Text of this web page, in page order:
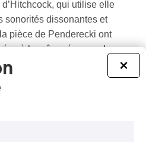
d’Hitchcock, qui utilise elle
sonorités dissonantes et
pièce de Penderecki ont
à la même époque. Le
1960 et la pièce de
la radio polonaise le
Rondeau)
×